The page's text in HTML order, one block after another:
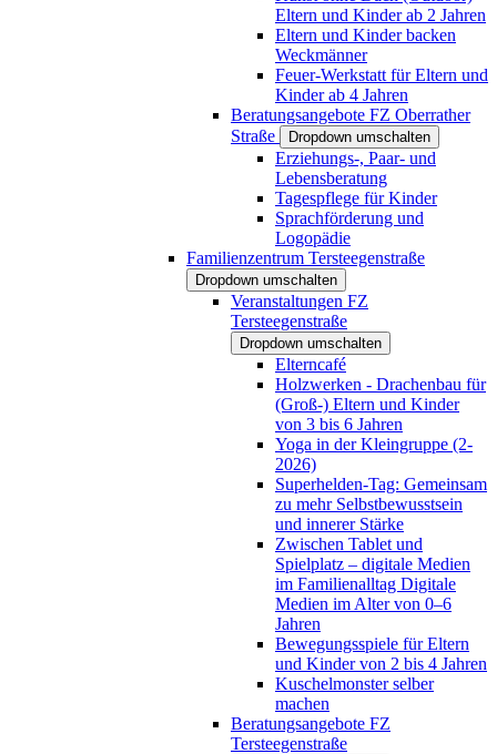
Eltern und Kinder ab 2 Jahren
Eltern und Kinder backen
Weckmänner
Feuer-Werkstatt für Eltern und
Kinder ab 4 Jahren
Beratungsangebote FZ Oberrather
Straße
Dropdown umschalten
Erziehungs-, Paar- und
Lebensberatung
Tagespflege für Kinder
Sprachförderung und
Logopädie
Familienzentrum Tersteegenstraße
Dropdown umschalten
Veranstaltungen FZ
Tersteegenstraße
Dropdown umschalten
Elterncafé
Holzwerken - Drachenbau für
(Groß-) Eltern und Kinder
von 3 bis 6 Jahren
Yoga in der Kleingruppe (2-
2026)
Superhelden-Tag: Gemeinsam
zu mehr Selbstbewusstsein
und innerer Stärke
Zwischen Tablet und
Spielplatz – digitale Medien
im Familienalltag Digitale
Medien im Alter von 0–6
Jahren
Bewegungsspiele für Eltern
und Kinder von 2 bis 4 Jahren
Kuschelmonster selber
machen
Beratungsangebote FZ
Tersteegenstraße